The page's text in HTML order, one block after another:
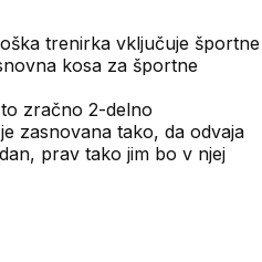
trenirka vključuje športne
kosa za športne
zračno 2-delno
zasnovana tako, da odvaja
prav tako jim bo v njej